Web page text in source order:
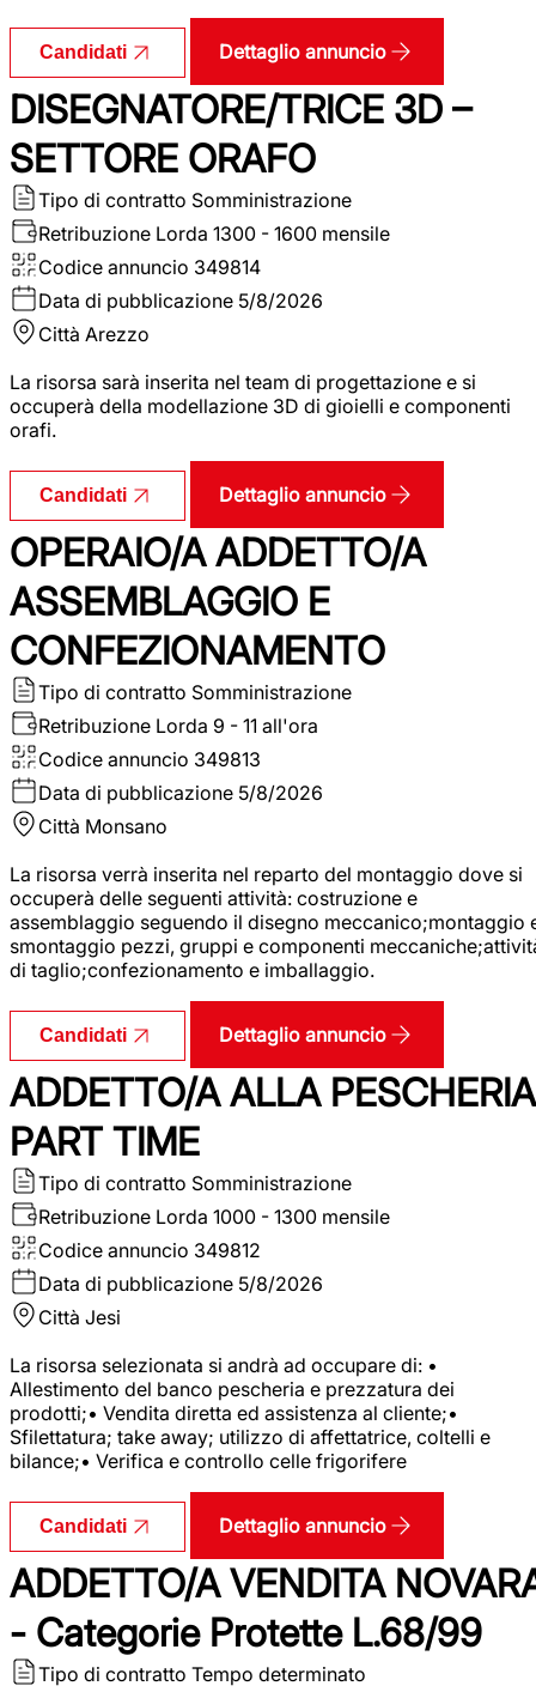
Candidati Dettaglio annuncio
DISEGNATORE/TRICE 3D –
SETTORE ORAFO
Tipo di contratto Somministrazione
Retribuzione Lorda 1300 - 1600 mensile
Codice annuncio 349814
Data di pubblicazione 5/8/2026
Città Arezzo
La risorsa sarà inserita nel team di progettazione e si
occuperà della modellazione 3D di gioielli e componenti
orafi.
Candidati Dettaglio annuncio
OPERAIO/A ADDETTO/A
ASSEMBLAGGIO E
CONFEZIONAMENTO
Tipo di contratto Somministrazione
Retribuzione Lorda 9 - 11 all'ora
Codice annuncio 349813
Data di pubblicazione 5/8/2026
Città Monsano
La risorsa verrà inserita nel reparto del montaggio dove si
occuperà delle seguenti attività: costruzione e
assemblaggio seguendo il disegno meccanico;montaggio
smontaggio pezzi, gruppi e componenti
di taglio;confezionamento e imballaggio.
Candidati Dettaglio annuncio
ADDETTO/A ALLA PESCHERIA
PART TIME
Tipo di contratto Somministrazione
Retribuzione Lorda 1000 - 1300 mensile
Codice annuncio 349812
Data di pubblicazione 5/8/2026
Città Jesi
La risorsa selezionata si andrà ad occupare di: •
Allestimento del banco pescheria e prezzatura dei
prodotti;• Vendita diretta ed assistenza al cliente;•
Sfilettatura; take away; utilizzo di affettatrice, coltelli e
bilance;• Verifica e controllo celle frigorifere
Candidati Dettaglio annuncio
ADDETTO/A VENDITA
- Categorie Protette L.68/99
Tipo di contratto Tempo determinato